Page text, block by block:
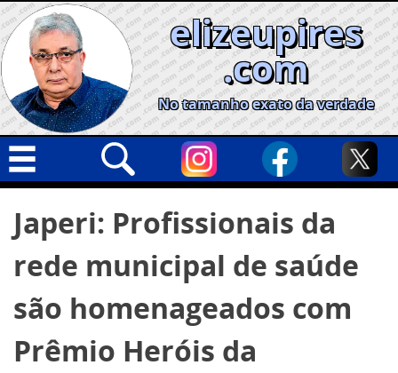
Skip
to
content
elizeupires
.com
No tamanho exato da verdade
Geral
Cidades
Política
Opinião
por:
Japeri: Profissionais da
rede municipal de saúde
são homenageados com
Prêmio Heróis da